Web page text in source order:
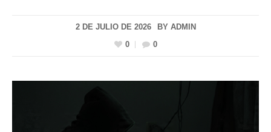
2 DE JULIO DE 2026 BY ADMIN
0
0